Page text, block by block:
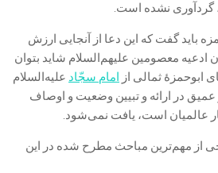
گردآوری نشده است.
باید گفت که این دعا از آنجایی ارزش
ادعیه معصومین علیهم‌السلام شاید بتوان
ابوحمزۀ ثمالی از امام سجّاد علیه‌السلام
در ارائه و تبیین وضعیت و اوصاف
عالمیان است، یافت نمی‌شود.
از مهم‌ترین مباحث مطرح شده در این